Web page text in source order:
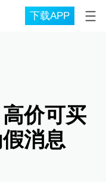
下载APP
价可买
消息